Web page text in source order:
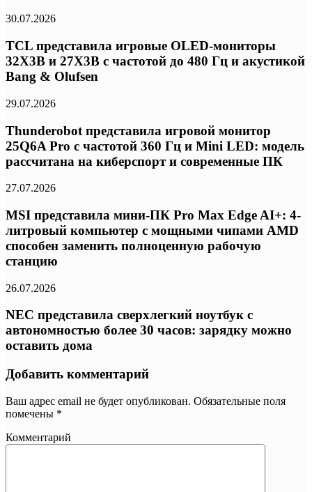
30.07.2026
TCL представила игровые OLED-мониторы
32X3B и 27X3B с частотой до 480 Гц и акустикой
Bang & Olufsen
29.07.2026
Thunderobot представила игровой монитор
25Q6A Pro с частотой 360 Гц и Mini LED: модель
рассчитана на киберспорт и современные ПК
27.07.2026
MSI представила мини-ПК Pro Max Edge AI+: 4-
литровый компьютер с мощными чипами AMD
способен заменить полноценную рабочую
станцию
26.07.2026
NEC представила сверхлегкий ноутбук с
автономностью более 30 часов: зарядку можно
оставить дома
Добавить комментарий
Ваш адрес email не будет опубликован. Обязательные поля
помечены *
Комментарий